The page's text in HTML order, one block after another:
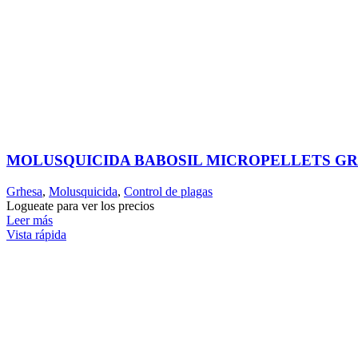
MOLUSQUICIDA BABOSIL MICROPELLETS
Grhesa, Molusquicida, Control de plagas
Logueate para ver los precios
Leer más
Vista rápida